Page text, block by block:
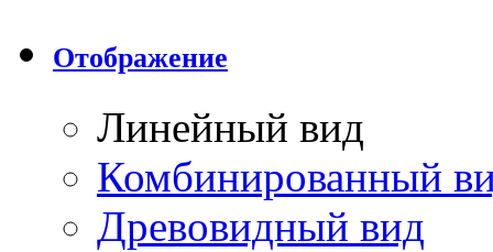
Отображение
Линейный вид
Комбинированный
Древовидный вид